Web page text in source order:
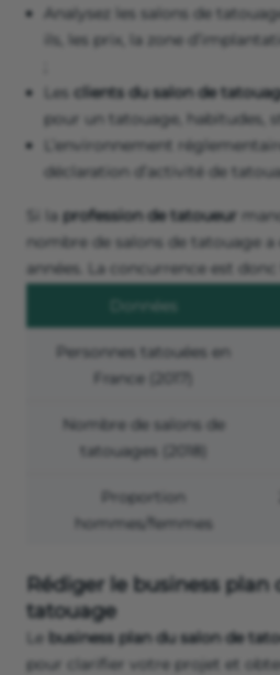
Analysez les salons de
ils, les prix, la zone
Les clients du salon de
pour un tatouage, habitudes,
L’environnement
déclaration d’activité de
Si la profession de tatoueur
nombre de salons de tatouage a
années. La concurrence est donc
Données
Personnes tatouées en
France (2017)
Nombre de salons de
tatouages (2018)
Proportion
hommes/femmes
Rédiger le business plan
tatouage
Le business plan du salon de
pour clarifier votre projet et